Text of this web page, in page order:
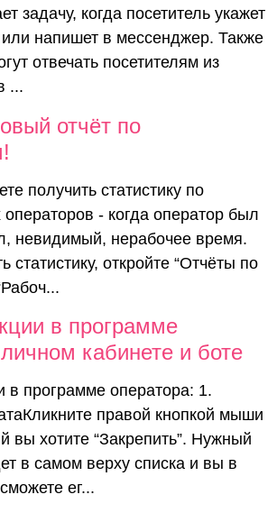
задачу, когда посетитель укажет
или напишет в мессенджер. Также
отвечать посетителям из
...
по
отчёт по
получить статистику по
операторов - когда оператор был
невидимый, нерабочее время.
статистику, откройте “Отчёты по
в программе
кабинете и боте
программе оператора: 1.
правой кнопкой мыши
вы хотите “Закрепить”. Нужный
в самом верху списка и вы в
ег...